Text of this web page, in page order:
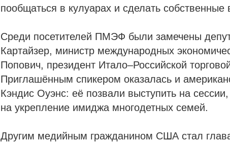
пообщаться в кулуарах и сделать
Среди посетителей ПМЭФ были замечены
Картайзер, министр международных
Попович, президент Итало–Российской
Приглашённым спикером оказалась и
Кэндис Оуэнс: её позвали выступить на
на укрепление имиджа многодетных семей.
Другим медийным гражданином США стал